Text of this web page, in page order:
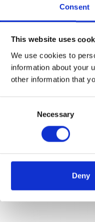
Consent
This website uses
We use cookies to
information about your
other information that
Necessary
Deny